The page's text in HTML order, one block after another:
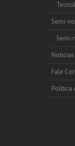
Semi-
Semi-
Notícias
Fale
Política